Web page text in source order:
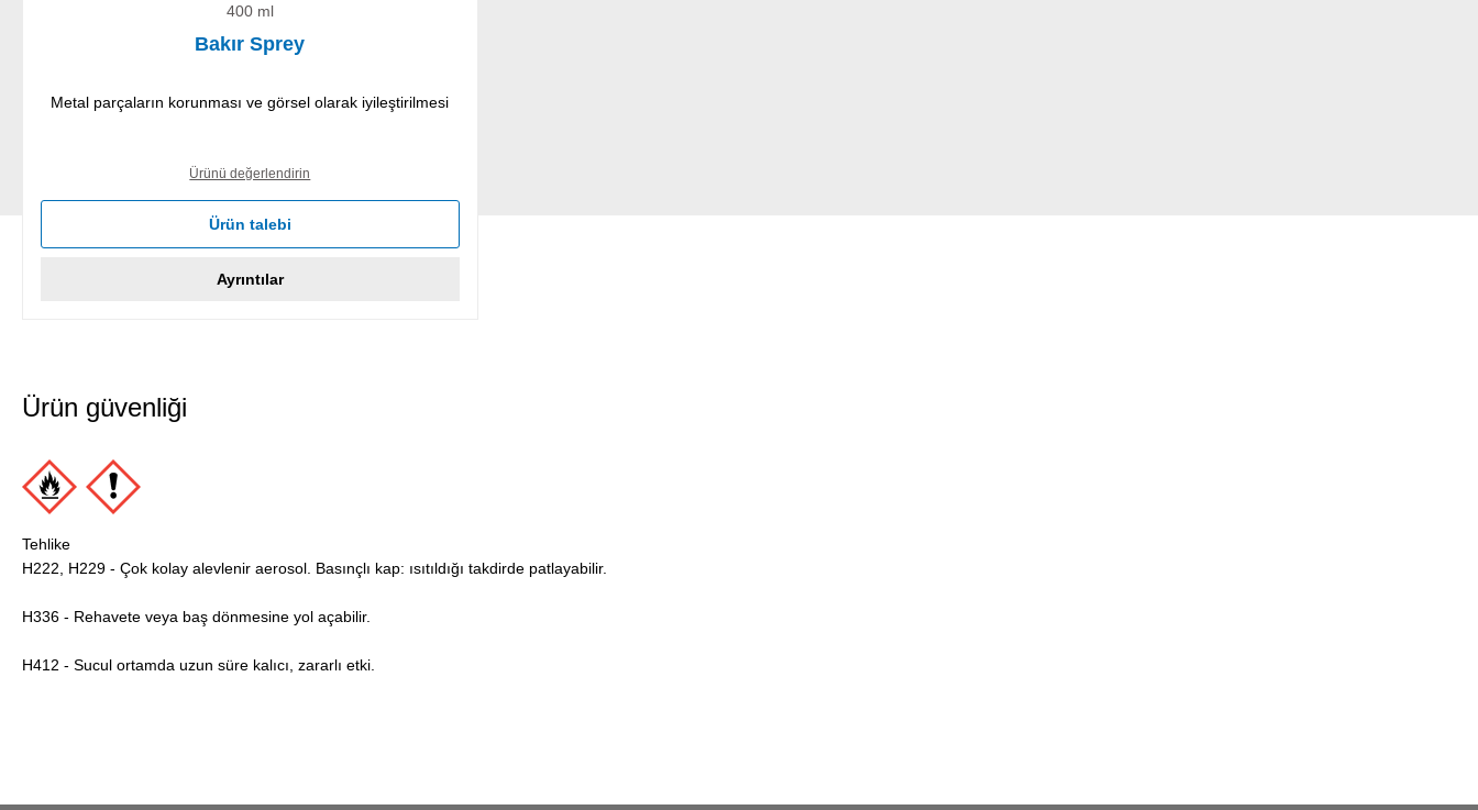
400 ml
Bakır Sprey
Metal parçaların korunması ve görsel olarak iyileştirilmesi
Ürünü değerlendirin
Ürün talebi
Ayrıntılar
Ürün güvenliği
Tehlike
H222, H229 - Çok kolay alevlenir aerosol. Basınçlı kap: ısıtıldığı takdirde patlayabilir.
H336 - Rehavete veya baş dönmesine yol açabilir.
H412 - Sucul ortamda uzun süre kalıcı, zararlı etki.